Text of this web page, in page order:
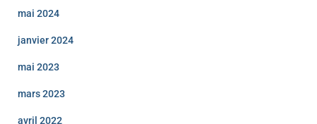
mai 2024
janvier 2024
mai 2023
mars 2023
avril 2022